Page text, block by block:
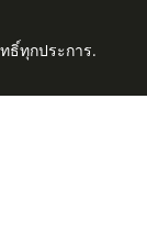
ธิ์ทุกประการ.